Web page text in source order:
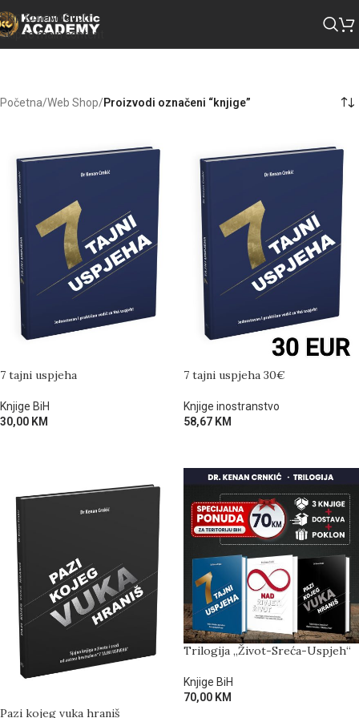
Skip to navigation
Skip to main content
Početna/Web Shop/Proizvodi označeni “knjige”
7 tajni uspjeha
Knjige BiH
30,00 KM
7 tajni uspjeha 30€
Knjige inostranstvo
58,67 KM
Pazi kojeg vuka hraniš
Trilogija „Život-Sreća-Uspjeh“
Knjige BiH
70,00 KM